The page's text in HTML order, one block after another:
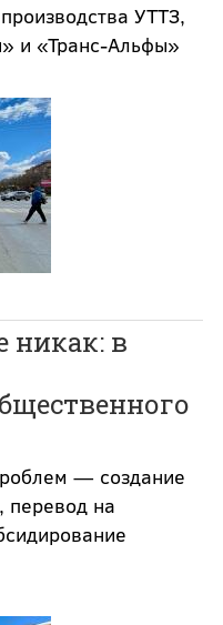
УТТЗ,
и «Транс-Альфы»
никак: в
— создание
перевод на